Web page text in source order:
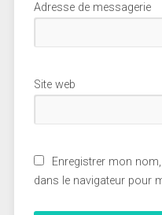
Adresse de messagerie
Site web
Enregistrer mon
dans le navigateur pour